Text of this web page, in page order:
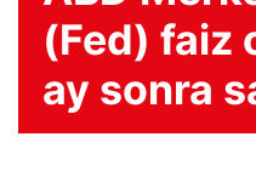
(Fed) faiz
ay sonra